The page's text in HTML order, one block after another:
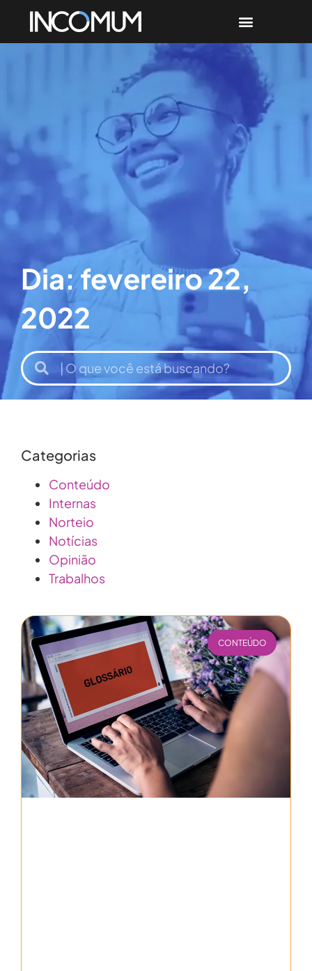
Dia: fevereiro 22,
2022
CONTEÚDO
Categorias
Conteúdo
Internas
Norteio
Notícias
Opinião
Trabalhos